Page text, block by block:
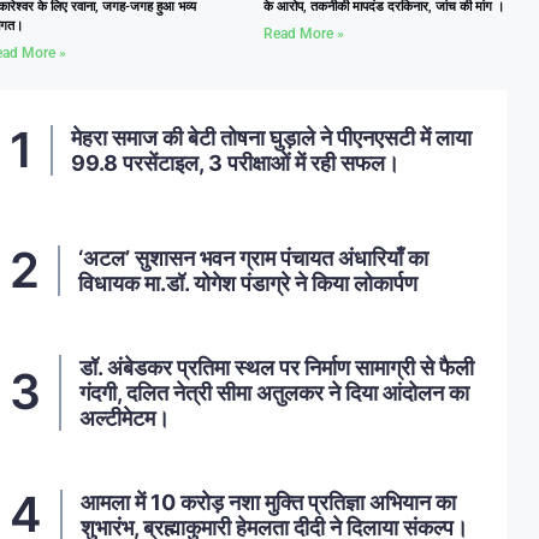
के लिए रवाना, जगह-जगह हुआ भव्य
More »
के आरोप, तकनीकी मापदंड दरकिनार, जांच की मांग ।
Read More »
मेहरा समाज की बेटी तोषना घुड़ाले ने पीएनएसटी में लाया
99.8 परसेंटाइल, 3 परीक्षाओं में रही सफल।
‘अटल’ सुशासन भवन ग्राम पंचायत अंधारियाँ का
विधायक मा.डॉ. योगेश पंडाग्रे ने किया लोकार्पण
डॉ. अंबेडकर प्रतिमा स्थल पर निर्माण सामाग्री से फैली
गंदगी, दलित नेत्री सीमा अतुलकर ने दिया आंदोलन का
अल्टीमेटम।
आमला में 10 करोड़ नशा मुक्ति प्रतिज्ञा अभियान का
शुभारंभ, ब्रह्माकुमारी हेमलता दीदी ने दिलाया संकल्प।